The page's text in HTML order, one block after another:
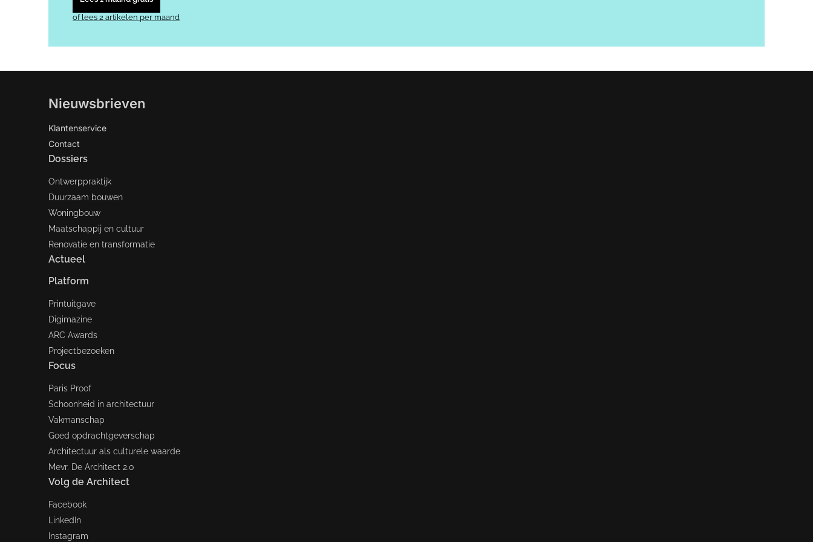
of lees 2 artikelen per maand
Nieuwsbrieven
Klantenservice
Contact
Dossiers
Ontwerppraktijk
Duurzaam bouwen
Woningbouw
Maatschappij en cultuur
Renovatie en transformatie
Actueel
Platform
Printuitgave
Digimazine
ARC Awards
Projectbezoeken
Focus
Paris Proof
Schoonheid in architectuur
Vakmanschap
Goed opdrachtgeverschap
Architectuur als culturele waarde
Mevr. De Architect 2.0
Volg de Architect
Facebook
LinkedIn
Instagram